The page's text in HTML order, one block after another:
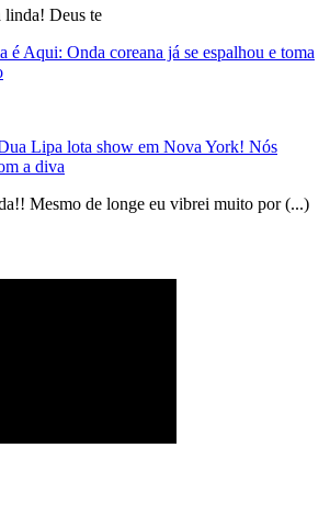
linda! Deus te
é Aqui: Onda coreana já se espalhou e toma
Lipa lota show em Nova York! Nós
a diva
Mesmo de longe eu vibrei muito por (...)